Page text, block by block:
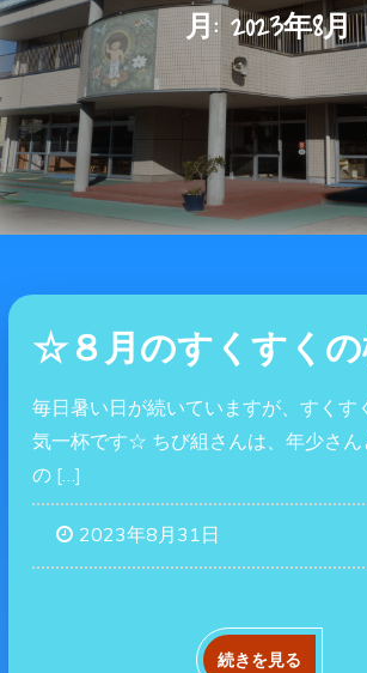
月: 2023年8月
☆８月のすくすく
毎日暑い日が続いていますが、すくす
気一杯です☆ ちび組さんは、年少さん
の […]
2023年8月31日
続きを見る